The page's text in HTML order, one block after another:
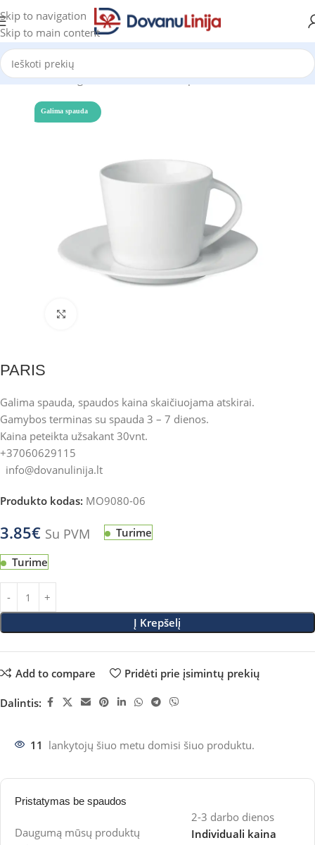
Skip to navigation
Skip to main content
Pradžia Katalogas Puodeliai ir termo puodeliai Puodeliai
Galima spauda
PARIS
Galima spauda, spaudos kaina skaičiuojama atskirai.
Gamybos terminas su spauda 3 – 7 dienos.
Kaina peteikta užsakant 30vnt.
+37060629115
info@dovanulinija.lt
Produkto kodas: MO9080-06
3.85€ Su PVM Turime
Turime
Į Krepšelį
Add to compare Pridėti prie įsimintų prekių
Dalintis:
11 lankytojų šiuo metu domisi šiuo produktu.
Pristatymas be spaudos
Daugumą mūsų produktų
2-3 darbo dienos
Individuali kaina